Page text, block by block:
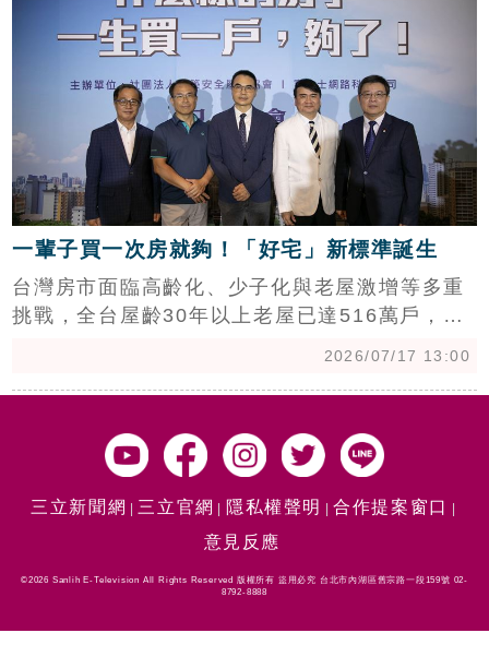
一輩子買一次房就夠！「好宅」新標準誕生
台灣房市面臨高齡化、少子化與老屋激增等多重
挑戰，全台屋齡30年以上老屋已達516萬戶，空
升級，建議住宅應具備結構安全、設備更新與安
全履歷認證。富比世網路科技執行長陳高超與結
構技師戴雲發推動「住宅3.0」概念，強調透過耐
為「住得安全、住得有價值」。
2026/07/17 13:00
三立新聞網 三立官網 隱私權聲明
合作提案窗口
意見反應
©2026 Sanlih E-Television All Rights Reserved 版權所有 盜用必究 台北市內湖區舊宗路一段159號 02-
8792-8888